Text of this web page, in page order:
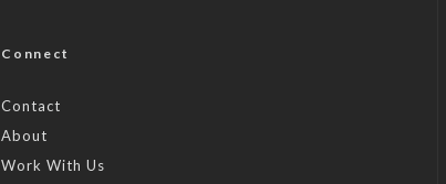
Connect
Contact
About
Work With Us